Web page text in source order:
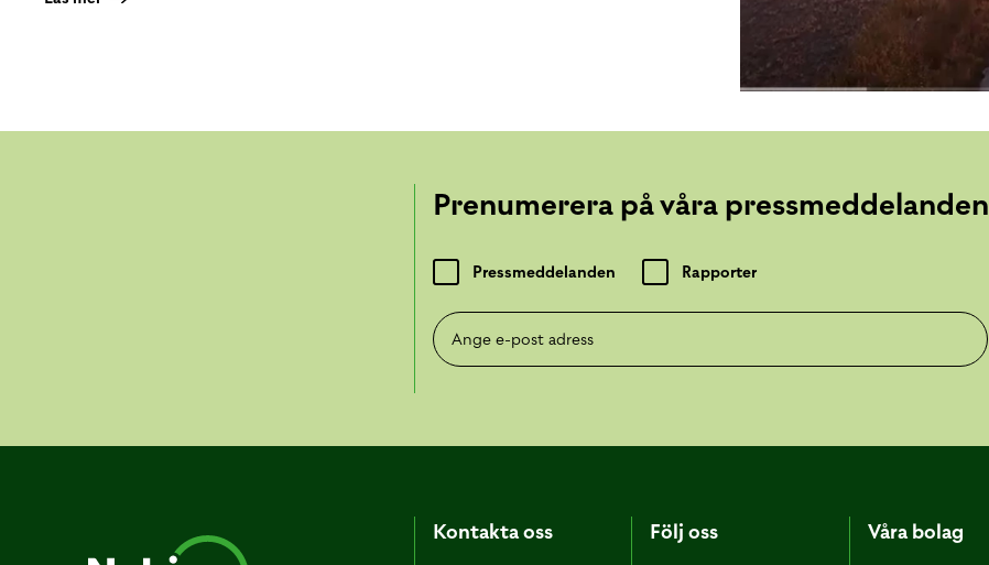
Prenumerera på våra pressmeddelanden
Pressmeddelanden Rapporter
Ange e-post adress
Kontakta oss Följ oss Våra bolag